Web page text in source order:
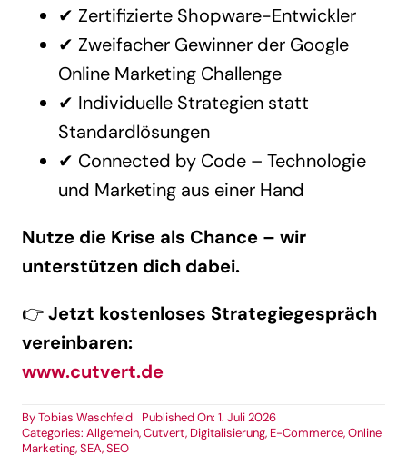
✔ Zertifizierte Shopware-Entwickler
✔ Zweifacher Gewinner der Google
Online Marketing Challenge
✔ Individuelle Strategien statt
Standardlösungen
✔ Connected by Code – Technologie
und Marketing aus einer Hand
Nutze die Krise als Chance – wir
unterstützen dich dabei.
👉Jetzt kostenloses Strategiegespräch
vereinbaren:
www.cutvert.de
ByTobias Waschfeld
Published On: 1. Juli 2026
Categories:Allgemein,Cutvert, Digitalisierung, E-Commerce,Online
Marketing,SEA,SEO